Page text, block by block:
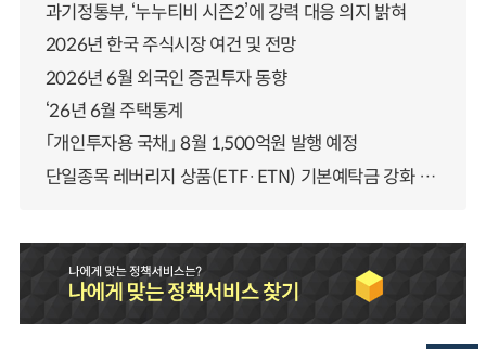
과기정통부, ‘누누티비 시즌2’에 강력 대응 의지 밝혀
2026년 한국 주식시장 여건 및 전망
2026년 6월 외국인 증권투자 동향
‘26년 6월 주택통계
「개인투자용 국채」 8월 1,500억원 발행 예정
단일종목 레버리지 상품(ETF·ETN) 기본예탁금 강화 조기시행 방안 안내